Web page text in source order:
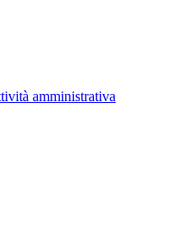
amministrativa